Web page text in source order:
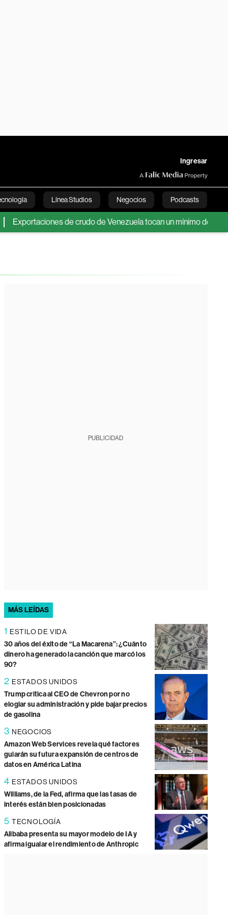
Ingresar
Línea Studios Negocios Podcasts
English
de crudo de Venezuela tocan un mínimo de cinco
PUBLICIDAD
MÁS LEÍDAS
1 ESTILO DE VIDA
30 años del éxito de “La Macarena”: ¿Cuánto
dinero ha generado la canción que marcó los
90?
2 ESTADOS UNIDOS
Trump critica al CEO de Chevron por no
elogiar su administración y pide bajar precios
de gasolina
3 NEGOCIOS
Amazon Web Services revela qué factores
guiarán su futura expansión de centros de
datos en América Latina
4 ESTADOS UNIDOS
Williams, de la Fed, afirma que las tasas de
interés están bien posicionadas
5 TECNOLOGÍA
Alibaba presenta su mayor modelo de IA y
afirma igualar el rendimiento de Anthropic